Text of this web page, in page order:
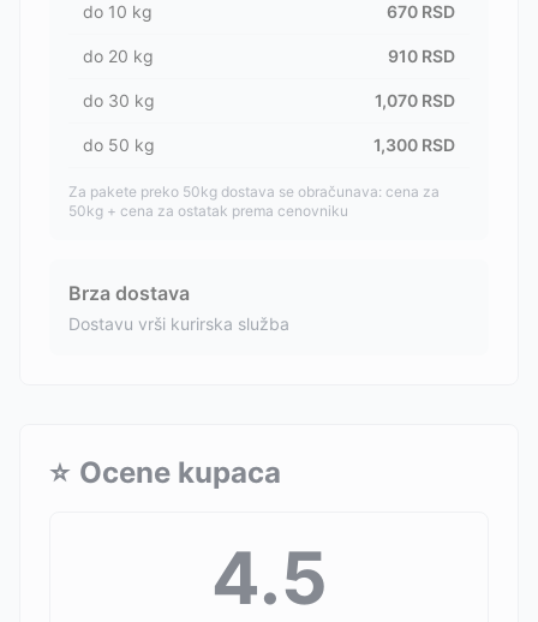
do 10 kg 670 RSD
do 20 kg 910 RSD
do 30 kg 1,070 RSD
do 50 kg 1,300 RSD
Za pakete preko 50kg dostava se obračunava: cena za
50kg + cena za ostatak prema cenovniku
Brza dostava
Dostavu vrši kurirska služba
⭐ Ocene kupaca
4.5